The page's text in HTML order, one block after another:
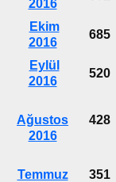
2016
Ekim
2016
685
Eylül
2016
520
Ağustos
2016
428
Temmuz
351